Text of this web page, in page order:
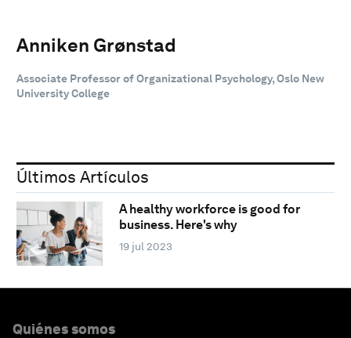
Anniken Grønstad
Associate Professor of Organizational Psychology, Oslo New
University College
Últimos Artículos
A healthy workforce is good for
business. Here's why
19 jul 2023
Quiénes somos